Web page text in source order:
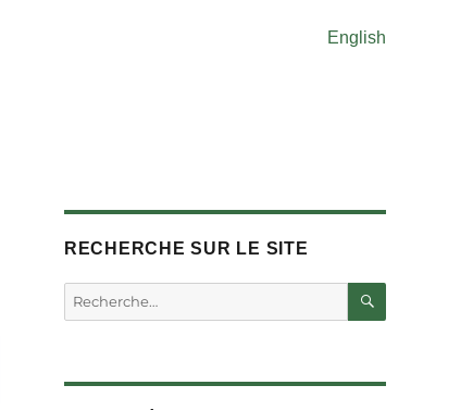
English
RECHERCHE SUR LE SITE
Rechercher :